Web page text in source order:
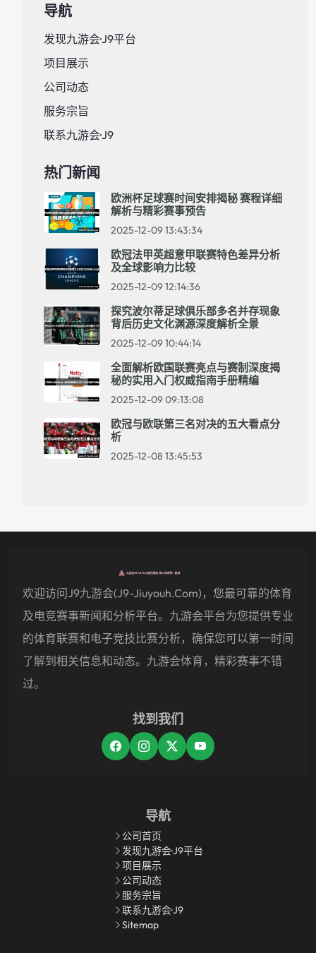
导航
发现九游会·J9平台
项目展示
公司动态
服务宗旨
联系九游会·J9
热门新闻
欧洲杯足球赛时间安排揭秘 赛程详细
解析与精彩赛事预告
2025-12-09 13:43:34
欧冠法甲英超意甲联赛特色差异分析
及全球影响力比较
2025-12-09 12:14:36
探究波尔蒂足球俱乐部多名并存现象
背后历史文化渊源深度解析全景
2025-12-09 10:44:14
全面解析欧国联赛亮点与赛制深度揭
秘的实用入门权威指南手册精编
2025-12-09 09:13:08
欧冠与欧联第三名对决的五大看点分
析
2025-12-08 13:45:53
欢迎访问j9九游会(j9-Jiuyouh.com)，您最可靠的体育
及电竞赛事新闻和分析平台。九游会平台为您提供专业
的体育联赛和电子竞技比赛分析，确保您可以第一时间
了解到相关信息和动态。九游会体育，精彩赛事不错
过。
找到我们
导航
公司首页
发现九游会·J9平台
项目展示
公司动态
服务宗旨
联系九游会·J9
Sitemap